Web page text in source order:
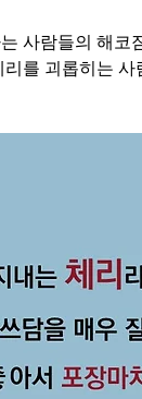
사람들의 해코
를 괴롭히는